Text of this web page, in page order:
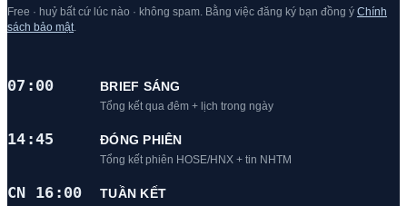
Free · huỷ bất cứ lúc nào · không spam. Bằng việc đăng ký bạn đồng ý Chính
sách bảo mật
07:00 BRIEF SÁNG
Tổng kết qua đêm + lịch trong ngày
14:45 ĐÓNG PHIÊN
Tổng kết phiên HOSE/HNX + tin NHTM
CN 16:00 TUẦN KẾT